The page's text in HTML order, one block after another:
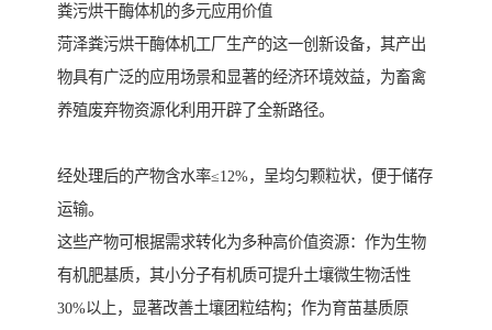
粪污烘干酶体机的多元应用价值
菏泽粪污烘干酶体机工厂生产的这一创新设备，其产出
物具有广泛的应用场景和显著的经济环境效益，为畜禽
养殖废弃物资源化利用开辟了全新路径。
经处理后的产物含水率≤12%，呈均匀颗粒状，便于储存
运输。
这些产物可根据需求转化为多种高价值资源：作为生物
有机肥基质，其小分子有机质可提升土壤微生物活性
30%以上，显著改善土壤团粒结构；作为育苗基质原